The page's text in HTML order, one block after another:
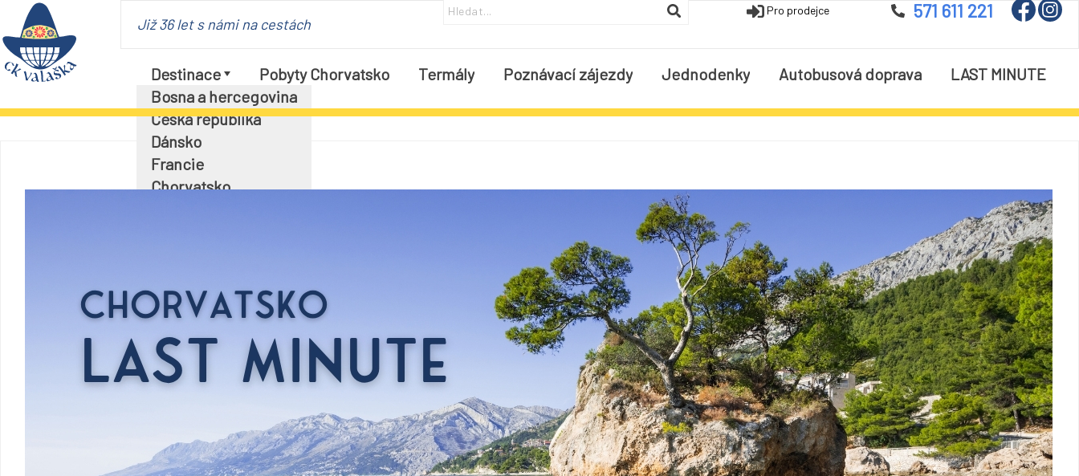
Již 36 let s námi na cestách
Pro prodejce 571 611 221
Destinace
Bosna a hercegovina
Česká republika
Dánsko
Francie
Chorvatsko
Rakousko
Slovensko
Slovinsko
Srbsko
Pobyty Chorvatsko Termály Poznávací zájezdy Jednodenky Autobusová doprava LAST MINUTE